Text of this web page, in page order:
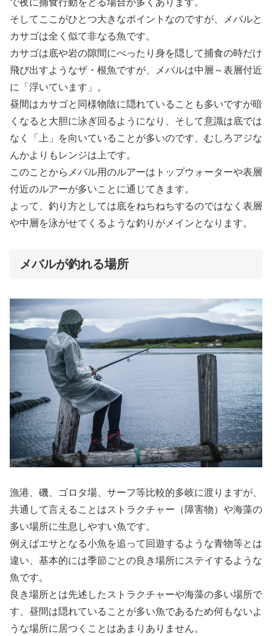
で夜に捕食行動をとる場合が多くあります。
そしてここがひとつ大きなポイントなのですが、メバルと
カサゴは全く似て非なる魚です。
カサゴは底や岩の隙間にべったり身を隠して捕食の時だけ
飛び出すようなザ・根魚ですが、メバルは中層～表層付近
に「浮いています」。
昼間はカサゴと同様物陰に隠れていることも多いですが暗
くなると大胆に泳ぎ回るようになり、そして意識は底では
なく「上」を向いていることが多いのです、むしろアジな
んかよりもレンジは上です。
このことからメバル用のルアーはトップウォーターや表層
付近のルアーが多いことに通じてきます。
よって、釣り方としては底をねちねちするのではなく表層
や中層を泳がせてくるような釣りがメインとなります。
メバルが釣れる場所
漁港、磯、ゴロタ場、サーフ等比較的多岐に渡りますが、
共通して言えることはストラクチャー（障害物）や海藻の
多い場所に生息しやすい魚です。
例えばエサとなる小魚を追って回遊するような青物等とは
違い、基本的には季節ごとの良き場所にステイするような
魚です。
良き場所とは先述したストラクチャーや海藻の多い場所で
す、昼間は隠れていることが多い魚であるため何もないよ
うな場所に居つくことはあまりありません。